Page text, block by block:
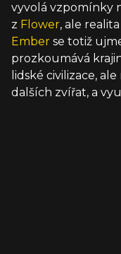
vyvolá vzpomínky
z Flower, ale
Ember se totiž
prozkoumává
lidské civilizace,
dalších zvířat, a